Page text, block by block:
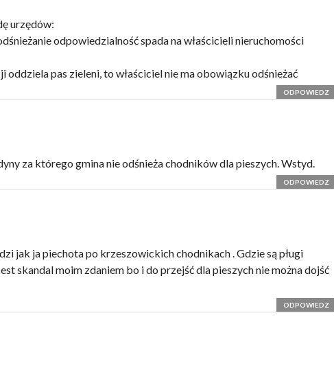
urzędów:
odpowiedzialność spada na właścicieli nieruchomości
oddziela pas zieleni, to właściciel nie ma obowiązku odśnieżać
ODPOWIEDZ
za którego gmina nie odśnieża chodników dla pieszych. Wstyd.
ODPOWIEDZ
jak ja piechota po krzeszowickich chodnikach . Gdzie są pługi
skandal moim zdaniem bo i do przejść dla pieszych nie można dojść
ODPOWIEDZ